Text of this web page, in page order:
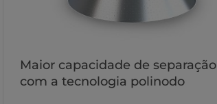
Maior capacidade de separação
com a tecnologia polinodo